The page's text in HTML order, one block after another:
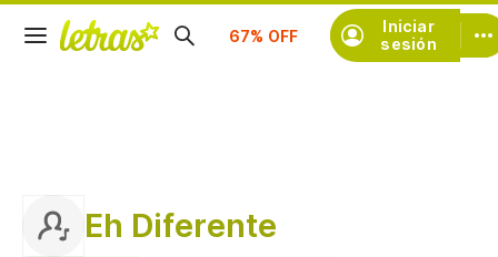
Iniciar
sesión
Suscríbete
Eh Diferente